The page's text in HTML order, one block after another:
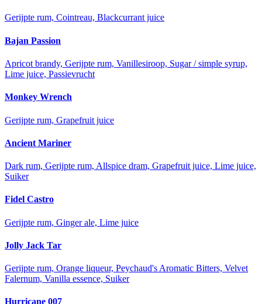
Gerijpte rum, Cointreau, Blackcurrant juice
Bajan Passion
Apricot brandy, Gerijpte rum, Vanillesiroop, Sugar / simple syrup,
Lime juice, Passievrucht
Monkey Wrench
Gerijpte rum, Grapefruit juice
Ancient Mariner
Dark rum, Gerijpte rum, Allspice dram, Grapefruit juice, Lime juice,
Suiker
Fidel Castro
Gerijpte rum, Ginger ale, Lime juice
Jolly Jack Tar
Gerijpte rum, Orange liqueur, Peychaud's Aromatic Bitters, Velvet
Falernum, Vanilla essence, Suiker
Hurricane 007